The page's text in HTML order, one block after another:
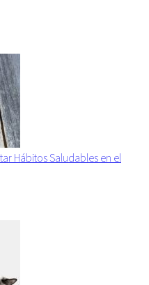
Hábitos Saludables en el